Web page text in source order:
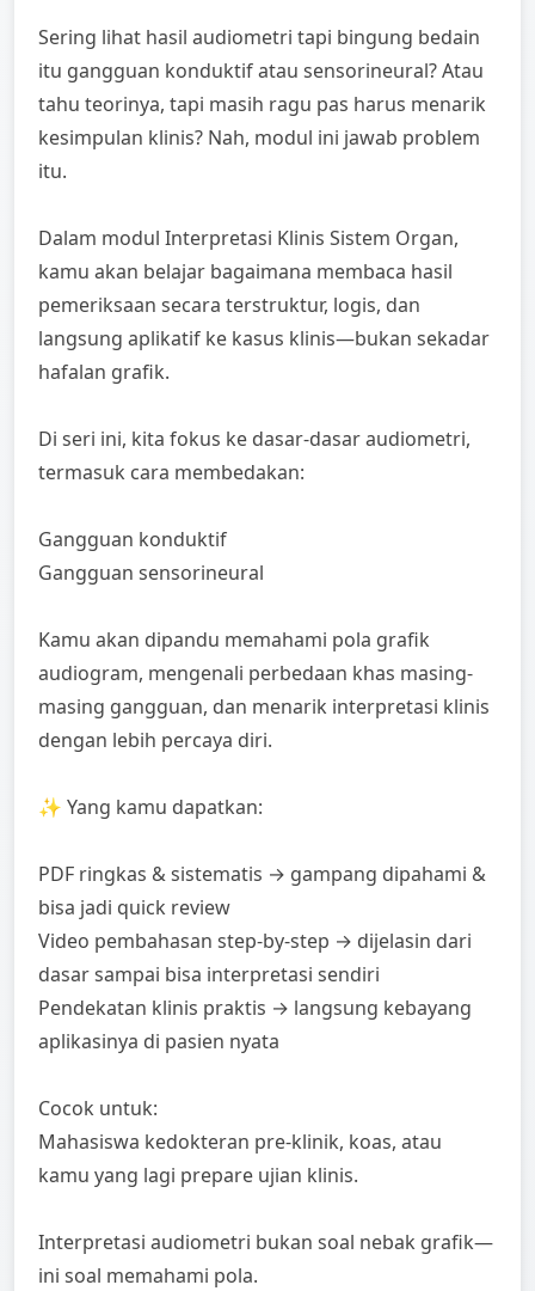
Sering lihat hasil audiometri tapi bingung bedain
itu gangguan konduktif atau sensorineural? Atau
tahu teorinya, tapi masih ragu pas harus menarik
kesimpulan klinis? Nah, modul ini jawab problem
itu.
Dalam modul Interpretasi Klinis Sistem Organ,
kamu akan belajar bagaimana membaca hasil
pemeriksaan secara terstruktur, logis, dan
langsung aplikatif ke kasus klinis—bukan sekadar
hafalan grafik.
Di seri ini, kita fokus ke dasar-dasar audiometri,
termasuk cara membedakan:
Gangguan konduktif
Gangguan sensorineural
Kamu akan dipandu memahami pola grafik
audiogram, mengenali perbedaan khas masing-
masing gangguan, dan menarik interpretasi klinis
dengan lebih percaya diri.
✨ Yang kamu dapatkan:
PDF ringkas & sistematis → gampang dipahami &
bisa jadi quick review
Video pembahasan step-by-step → dijelasin dari
dasar sampai bisa interpretasi sendiri
Pendekatan klinis praktis → langsung kebayang
aplikasinya di pasien nyata
Cocok untuk:
Mahasiswa kedokteran pre-klinik, koas, atau
kamu yang lagi prepare ujian klinis.
Interpretasi audiometri bukan soal nebak grafik—
ini soal memahami pola.